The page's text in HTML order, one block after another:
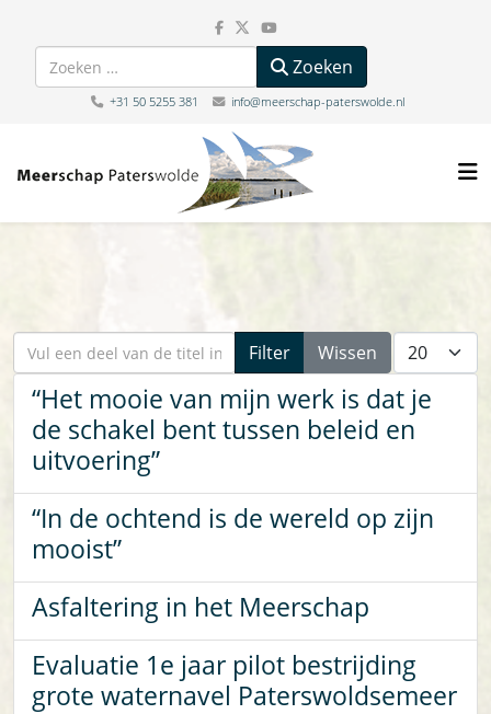
Zoeken Zoeken
+31 50 5255 381 info@meerschap-paterswolde.nl
Vul een deel van de titel in Filter Wissen Toon #
“Het mooie van mijn werk is dat je
de schakel bent tussen beleid en
uitvoering”
“In de ochtend is de wereld op zijn
mooist”
Asfaltering in het Meerschap
Evaluatie 1e jaar pilot bestrijding
grote waternavel Paterswoldsemeer